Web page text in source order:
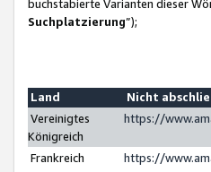
buchstabierte Varianten dieser
Suchplatzierung”);
Land
Nicht
Vereinigtes
Königreich
https://
Frankreich
https://